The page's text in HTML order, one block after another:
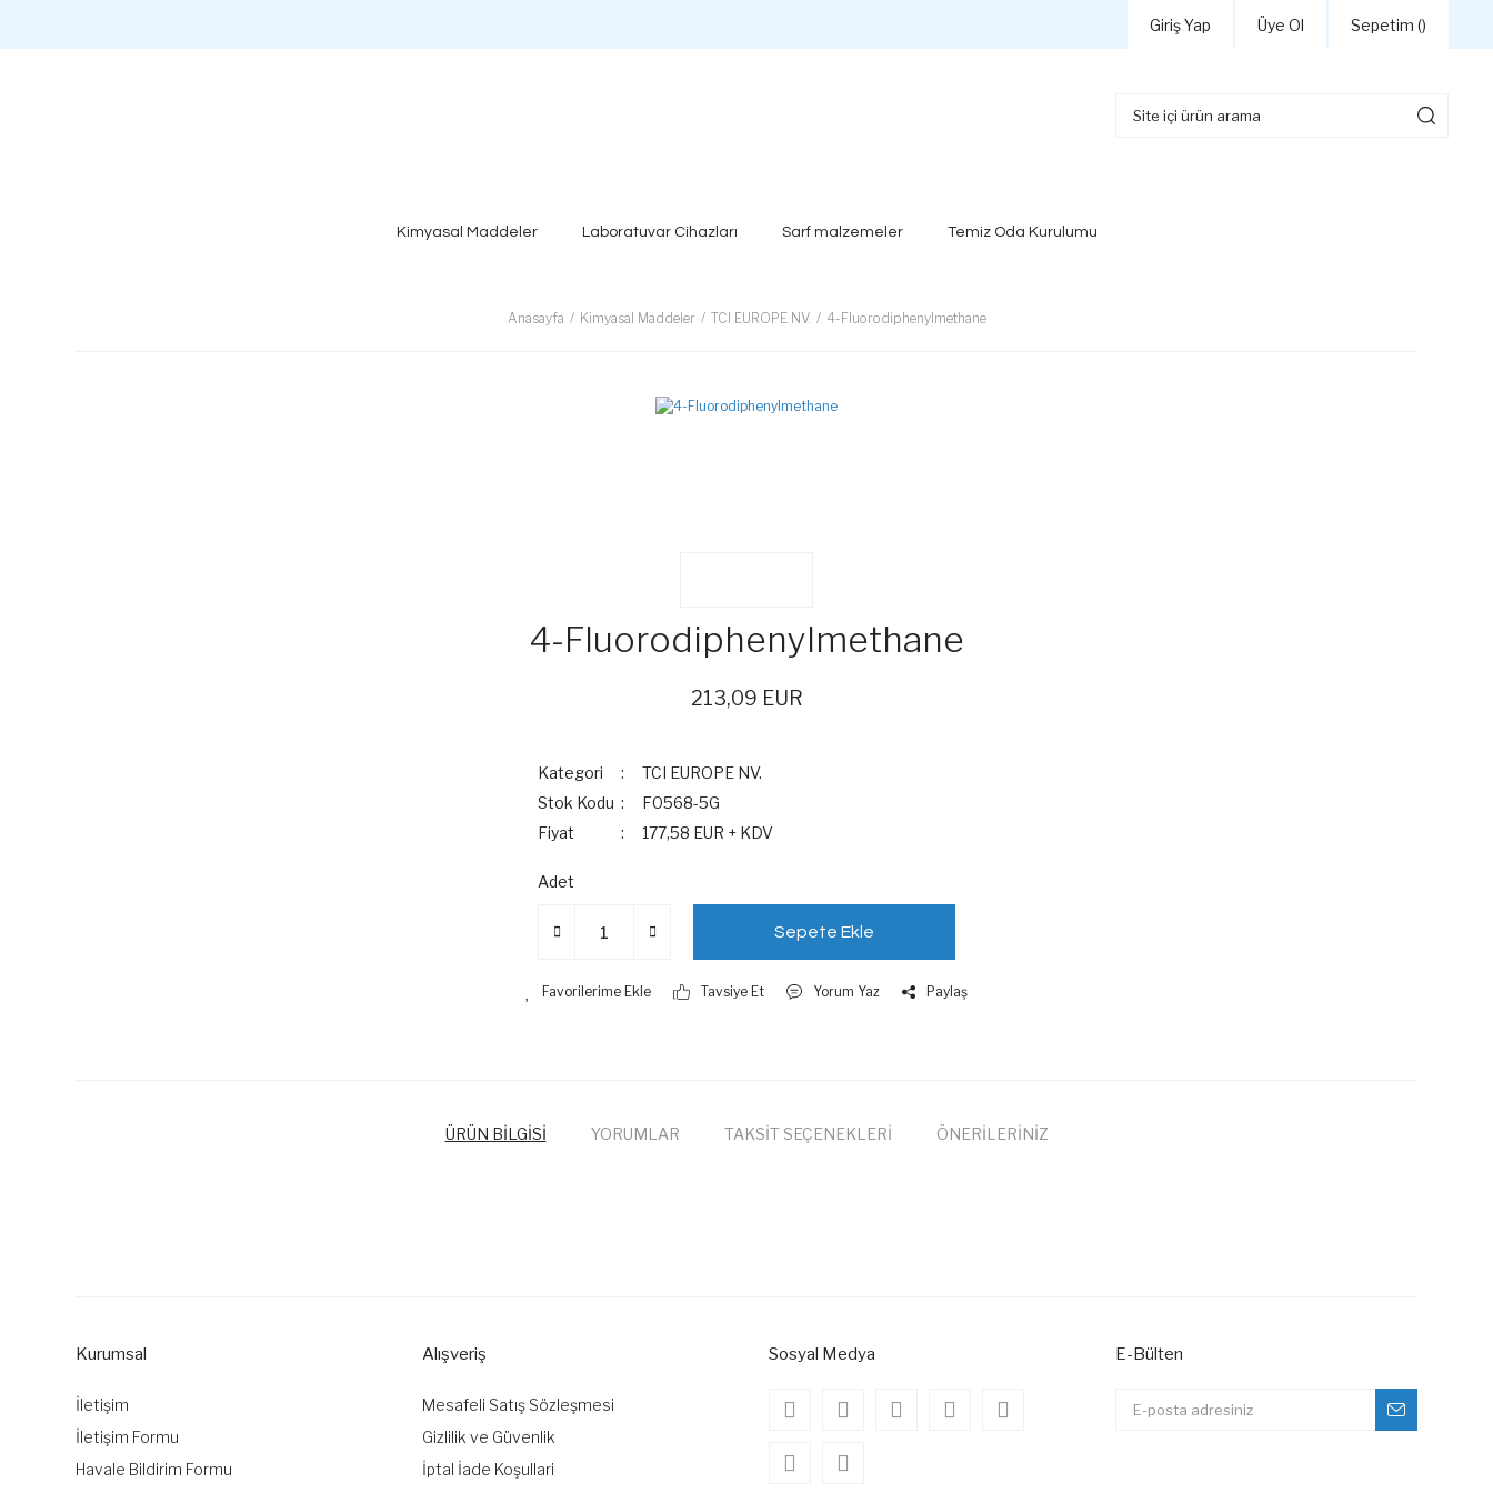
Giriş Yap Üye Ol Sepetim ()
Kimyasal Maddeler Laboratuvar Cihazları Sarf malzemeler Temiz Oda Kurulumu
Anasayfa Kimyasal Maddeler TCI EUROPE NV. 4-Fluorodiphenylmethane
4-Fluorodiphenylmethane
213,09 EUR
Kategori
TCI EUROPE NV.
Stok Kodu
F0568-5G
Fiyat
177,58 EUR + KDV
Adet
Sepete Ekle
Tavsiye Et Yorum Yaz Paylaş
ÜRÜN BİLGİSİ YORUMLAR TAKSİT SEÇENEKLERİ ÖNERİLERİNİZ
Ürün bilgilerinde hatalar bulunuyor.
Bu ürüne benzer farklı alternatifler olmalı.
Kurumsal
İletişim
İletişim Formu
Havale Bildirim Formu
Alışveriş
Mesafeli Satış Sözleşmesi
Gizlilik ve Güvenlik
İptal İade Koşullari
Sosyal Medya E-Bülten